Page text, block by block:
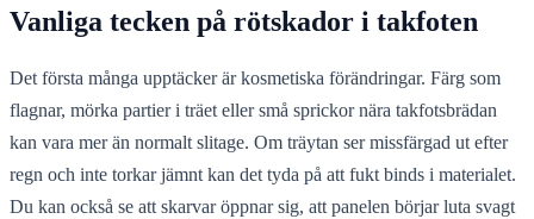
Vanliga tecken på rötskador i takfoten
Det första många upptäcker är kosmetiska förändringar. Färg som
flagnar, mörka partier i träet eller små sprickor nära takfotsbrädan
kan vara mer än normalt slitage. Om träytan ser missfärgad ut efter
regn och inte torkar jämnt kan det tyda på att fukt binds i materialet.
Du kan också se att skarvar öppnar sig, att panelen börjar luta svagt